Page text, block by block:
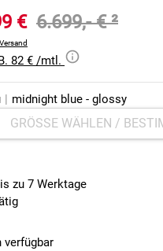
€ 6.699,- €²
Versand
82 € /mtl.
| midnight blue - glossy
zu 7 Werktage
verfügbar